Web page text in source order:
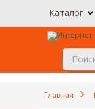
Каталог
Главная